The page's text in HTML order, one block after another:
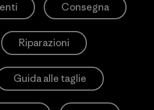
Consegna
Riparazioni
Guida alle taglie